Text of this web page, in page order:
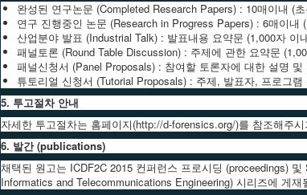
완성된 연구논문 (Completed Research Papers) : 10매이내 (
연구 진행중인 논문 (Research in Progress Papers) : 6매이
산업분야 발표 (Industrial Talk) : 발표내용 요약문 (1,000자 이
패널토론 (Round Table Discussion) : 주제에 관한 요약문
패널신청서 (Panel Proposals) : 참여할 토론자에 대한 설명 및
튜토리얼 신청서 (Tutorial Proposals) : 주제, 발표자, 프로그
5. 투고절차 안내
자세한 투고절차는 홈페이지(http://d-forensics.org/)를 참조해주
6. 발간 (publications)
채택된 원고는 ICDF2C 2015 컨퍼런스 프로시딩 (proceedings)
Informatics and Telecommunications Engineering) 시리즈에 게재